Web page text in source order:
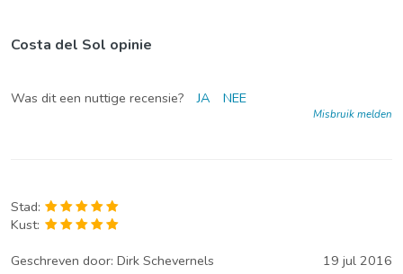
Costa del Sol opinie
Was dit een nuttige recensie? JA NEE
Misbruik melden
Stad:
Kust:
Geschreven door: Dirk Schevernels 19 jul 2016